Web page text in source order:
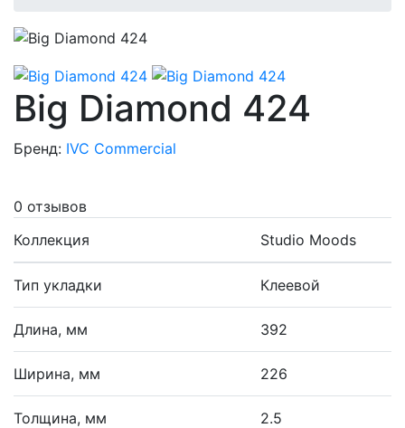
Big Diamond 424
Бренд: IVC Commercial
0 отзывов
Коллекция
Studio Moods
Тип укладки Клеевой
Длина, мм 392
Ширина, мм 226
Толщина, мм 2.5